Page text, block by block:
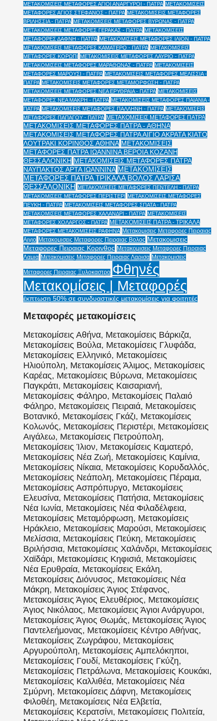
ΜΕΤΑΚΟΜΙΣΕΙΣ ΜΕΤΑΦΟΡΕΣ ΑΓΙΟΙ ΑΝΑΡΓΥΡΟΙ - ΠΑΤΡΑ ΜΕΤΑΚΟΜΙΣΕΙΣ
ΜΕΤΑΦΟΡΕΣ ΑΓΙΟΣ ΣΤΕΦΑΝΟΣ - ΠΑΤΡΑ ΜΕΤΑΚΟΜΙΣΕΙΣ ΜΕΤΑΦΟΡΕΣ
ΒΡΙΛΗΣΣΙΑ - ΠΑΤΡΑ ΜΕΤΑΚΟΜΙΣΕΙΣ ΜΕΤΑΦΟΡΕΣ ΒΥΡΩΝΑΣ - ΠΑΤΡΑ
ΜΕΤΑΚΟΜΙΣΕΙΣ ΜΕΤΑΦΟΡΕΣ ΓΕΡΑΚΑΣ - ΠΑΤΡΑ ΜΕΤΑΚΟΜΙΣΕΙΣ
ΜΕΤΑΦΟΡΕΣ ΔΑΦΝΗ - ΠΑΤΡΑ ΜΕΤΑΚΟΜΙΣΕΙΣ ΜΕΤΑΦΟΡΕΣ ΙΛΙΟΝ - ΠΑΤΡΑ
ΜΕΤΑΚΟΜΙΣΕΙΣ ΜΕΤΑΦΟΡΕΣ ΚΑΜΑΤΕΡΟ - ΠΑΤΡΑ ΜΕΤΑΚΟΜΙΣΕΙΣ
ΜΕΤΑΦΟΡΕΣ ΚΟΡΩΠΙ ΜΕΤΑΚΟΜΙΣΕΙΣ ΜΕΤΑΦΟΡΕΣ ΛΑΥΡΙΟ - ΠΑΤΡΑ
ΜΕΤΑΚΟΜΙΣΕΙΣ ΜΕΤΑΦΟΡΕΣ ΜΑΡΑΘΩΝΑΣ - ΠΑΤΡΑ ΜΕΤΑΚΟΜΙΣΕΙΣ
ΜΕΤΑΦΟΡΕΣ ΜΑΡΟΥΣΙ - ΠΑΤΡΑ ΜΕΤΑΚΟΜΙΣΕΙΣ ΜΕΤΑΦΟΡΕΣ ΜΕΛΙΣΣΙΑ -
ΠΑΤΡΑ ΜΕΤΑΚΟΜΙΣΕΙΣ ΜΕΤΑΦΟΡΕΣ ΜΕΤΑΜΟΡΦΩΣΗ - ΠΑΤΡΑ
ΜΕΤΑΚΟΜΙΣΕΙΣ ΜΕΤΑΦΟΡΕΣ ΝΕΑ ΕΡΥΘΡΑΙΑ - ΠΑΤΡΑ ΜΕΤΑΚΟΜΙΣΕΙΣ
ΜΕΤΑΦΟΡΕΣ ΝΕΑ ΜΑΚΡΗ - ΠΑΤΡΑ ΜΕΤΑΚΟΜΙΣΕΙΣ ΜΕΤΑΦΟΡΕΣ ΠΑΙΑΝΙΑ -
ΠΑΤΡΑ ΜΕΤΑΚΟΜΙΣΕΙΣ ΜΕΤΑΦΟΡΕΣ ΠΑΛΛΗΝΗ - ΠΑΤΡΑ ΜΕΤΑΚΟΜΙΣΕΙΣ
ΜΕΤΑΦΟΡΕΣ ΠΑΠΑΓΟΥ - ΠΑΤΡΑ ΜΕΤΑΚΟΜΙΣΕΙΣ ΜΕΤΑΦΟΡΕΣ ΠΑΤΡΑ
ΜΕΤΑΚΟΜΙΣΕΙΣ ΜΕΤΑΦΟΡΕΣ ΠΑΤΡΑ - ΑΘΗΝΑ
ΜΕΤΑΚΟΜΙΣΕΙΣ ΜΕΤΑΦΟΡΕΣ ΠΑΤΡΑ ΑΙΓΙΟ ΑΚΡΑΤΑ ΚΙΑΤΟ
ΛΟΥΤΡΑΚΙ ΚΟΡΙΝΘΟΣ ΑΘΗΝΑ ΜΕΤΑΚΟΜΙΣΕΙΣ
ΜΕΤΑΦΟΡΕΣ ΠΑΤΡΑ ΙΩΑΝΝΙΝΑ ΒΕΡΟΙΑ ΚΟΖΑΝΗ
ΘΕΣΣΑΛΟΝΙΚΗ ΜΕΤΑΚΟΜΙΣΕΙΣ ΜΕΤΑΦΟΡΕΣ ΠΑΤΡΑ
ΝΑΥΠΑΚΤΟΣ ΑΡΤΑ ΙΩΑΝΝΙΝΑ ΜΕΤΑΚΟΜΙΣΕΙΣ
ΜΕΤΑΦΟΡΕΣ ΠΑΤΡΑ ΤΡΙΚΑΛΑ ΒΟΛΟΣ ΛΑΡΙΣΑ
ΘΕΣΣΑΛΟΝΙΚΗ ΜΕΤΑΚΟΜΙΣΕΙΣ ΜΕΤΑΦΟΡΕΣ ΠΕΝΤΕΛΗ - ΠΑΤΡΑ
ΜΕΤΑΚΟΜΙΣΕΙΣ ΜΕΤΑΦΟΡΕΣ ΠΕΡΙΣΤΕΡΙ ΜΕΤΑΚΟΜΙΣΕΙΣ ΜΕΤΑΦΟΡΕΣ
ΠΕΥΚΗ - ΠΑΤΡΑ ΜΕΤΑΚΟΜΙΣΕΙΣ ΜΕΤΑΦΟΡΕΣ ΣΠΑΤΑ - ΠΑΤΡΑ
ΜΕΤΑΚΟΜΙΣΕΙΣ ΜΕΤΑΦΟΡΕΣ ΧΑΛΑΝΔΡΙ - ΠΑΤΡΑ ΜΕΤΑΚΟΜΙΣΕΙΣ
ΜΕΤΑΦΟΡΕΣ ΧΟΛΑΡΓΟΣ - ΠΑΤΡΑ ΜΕΤΑΚΟΜΙΣΕΙΣ ΠΑΤΡΑ - ΤΡΙΚΑΛΑ
ΜΕΤΑΦΟΡΕΣ ΜΕΤΑΚΟΜΙΣΕΙΣ ΡΑΦΗΝΑ Μετακομισεις Μεταφορες Πειραιας
Αιγιο Μετακομισεις Μεταφορες Πειραιας Βολος Μετακομισεις
Μεταφορες Πειραιας Κορινθος Μετακομισεις Μεταφορες Πειραιας
Λαμια Μετακομισεις Μεταφορες Πειραιας Λαρισα Μετακομισεις
Μεταφορες Πειραιας Ξυλοκαστρο Φθηνές
Μετακομίσεις | Μεταφορές
έκπτωση 50% σε συνδυαστικές μετακομίσεις για φοιτητές
Μεταφορές μετακομίσεις
Μετακομίσεις Αθήνα, Μετακομίσεις Βάρκιζα,
Μετακομίσεις Βούλα, Μετακομίσεις Γλυφάδα,
Μετακομίσεις Ελληνικό, Μετακομίσεις
Ηλιούπολη, Μετακομίσεις Άλιμος, Μετακομίσεις
Καρέας, Μετακομίσεις Βύρωνα, Μετακομίσεις
Παγκράτι, Μετακομίσεις Καισαριανή,
Μετακομίσεις Φάληρο, Μετακομίσεις Παλαιό
Φάληρο, Μετακομίσεις Πειραιά, Μετακομίσεις
Βοτανικό, Μετακομίσεις Γκάζι, Μετακομίσεις
Κολωνός, Μετακομίσεις Περιστέρι, Μετακομίσεις
Αιγάλεω, Μετακομίσεις Πετρούπολη,
Μετακομίσεις Ίλιον, Μετακομίσεις Καματερό,
Μετακομίσεις Νέα Ζωή, Μετακομίσεις Καμίνια,
Μετακομίσεις Νίκαια, Μετακομίσεις Κορυδαλλός,
Μετακομίσεις Νεάπολη, Μετακομίσεις Πέραμα,
Μετακομίσεις Ασπρόπυργο, Μετακομίσεις
Ελευσίνα, Μετακομίσεις Πατήσια, Μετακομίσεις
Νέα Ιωνία, Μετακομίσεις Νέα Φιλαδέλφεια,
Μετακομίσεις Μεταμόρφωση, Μετακομίσεις
Ηράκλειο, Μετακομίσεις Μαρούσι, Μετακομίσεις
Μελίσσια, Μετακομίσεις Πεύκη, Μετακομίσεις
Βριλήσσια, Μετακομίσεις Χαλάνδρι, Μετακομίσεις
Χαϊδάρι, Μετακομίσεις Κηφισιά, Μετακομίσεις
Νέα Ερυθραία, Μετακομίσεις Εκάλη,
Μετακομίσεις Διόνυσος, Μετακομίσεις Νέα
Μάκρη, Μετακομίσεις Άγιος Στέφανος,
Μετακομίσεις Άγιος Ελευθέριος, Μετακομίσεις
Άγιος Νικόλαος, Μετακομίσεις Άγιοι Ανάργυροι,
Μετακομίσεις Άγιος Θωμάς, Μετακομίσεις Άγιος
Παντελεήμονας, Μετακομίσεις Κέντρο Αθήνας,
Μετακομίσεις Ζωγράφου, Μετακομίσεις
Αργυρούπολη, Μετακομίσεις Αμπελόκηποι,
Μετακομίσεις Γουδί, Μετακομίσεις Γκύζη,
Μετακομίσεις Πετράλωνα, Μετακομίσεις Κουκάκι,
Μετακομίσεις Καλλιθέα, Μετακομίσεις Νέα
Σμύρνη, Μετακομίσεις Δάφνη, Μετακομίσεις
Φιλοθέη, Μετακομίσεις Νέα Ελβετία,
Μετακομίσεις Κερατσίνι, Μετακομίσεις Πολιτεία,